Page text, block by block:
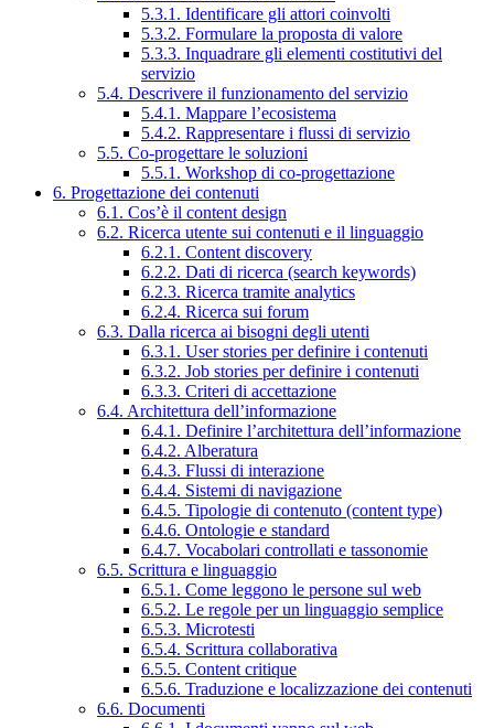
5.3.1. Identificare gli attori coinvolti
5.3.2. Formulare la proposta di valore
5.3.3. Inquadrare gli elementi costitutivi del
servizio
5.4. Descrivere il funzionamento del servizio
5.4.1. Mappare l’ecosistema
5.4.2. Rappresentare i flussi di servizio
5.5. Co-progettare le soluzioni
5.5.1. Workshop di co-progettazione
6. Progettazione dei contenuti
6.1. Cos’è il content design
6.2. Ricerca utente sui contenuti e il linguaggio
6.2.1. Content discovery
6.2.2. Dati di ricerca (search keywords)
6.2.3. Ricerca tramite analytics
6.2.4. Ricerca sui forum
6.3. Dalla ricerca ai bisogni degli utenti
6.3.1. User stories per definire i contenuti
6.3.2. Job stories per definire i contenuti
6.3.3. Criteri di accettazione
6.4. Architettura dell’informazione
6.4.1. Definire l’architettura dell’informazione
6.4.2. Alberatura
6.4.3. Flussi di interazione
6.4.4. Sistemi di navigazione
6.4.5. Tipologie di contenuto (content type)
6.4.6. Ontologie e standard
6.4.7. Vocabolari controllati e tassonomie
6.5. Scrittura e linguaggio
6.5.1. Come leggono le persone sul web
6.5.2. Le regole per un linguaggio semplice
6.5.3. Microtesti
6.5.4. Scrittura collaborativa
6.5.5. Content critique
6.5.6. Traduzione e localizzazione dei contenuti
6.6. Documenti